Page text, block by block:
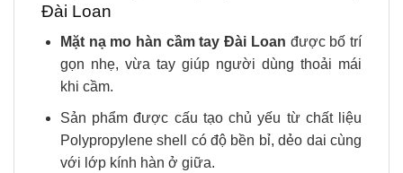
Đài Loan
Mặt nạ mo hàn cầm tay Đài Loan được bố trí
gọn nhẹ, vừa tay giúp người dùng thoải mái
khi cầm.
Sản phẩm được cấu tạo chủ yếu từ chất liệu
Polypropylene shell có độ bền bỉ, dẻo dai cùng
với lớp kính hàn ở giữa.